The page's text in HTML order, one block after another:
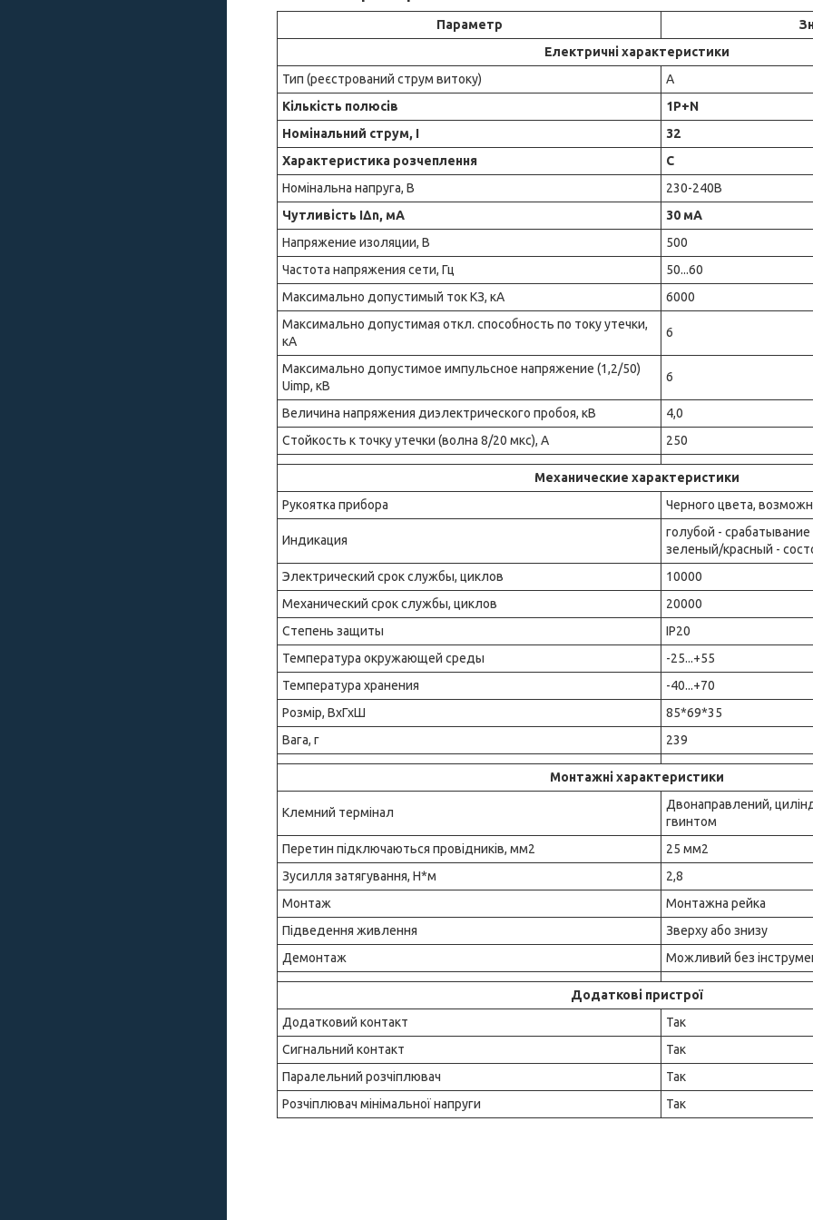
Параметр
Електричні характеристики
Тип (реєстрований струм витоку)
A
Кількість полюсів
1Р+N
Номінальний струм, I
32
Характеристика розчеплення
C
Номінальна напруга, В
230-240В
Чутливість IΔn, мА
30 мА
Напряжение изоляции, В
500
Частота напряжения сети, Гц
50...60
Максимально допустимый ток КЗ, кА
6000
Максимально допустимая откл. способность по току утечки,
кА
6
Максимально допустимое импульсное напряжение (1,2/50)
Uimp, кВ
6
Величина напряжения диэлектрического пробоя, кВ
4,0
Стойкость к точку утечки (волна 8/20 мкс), А
250
Механические характеристики
Рукоятка прибора
Черного цвета,
Индикация
голубой - срабатывание
зеленый/красный -
Электрический срок службы, циклов
10000
Механический срок службы, циклов
20000
Степень защиты
IP20
Температура окружающей среды
-25...+55
Температура хранения
-40...+70
Розмір, ВхГхШ
85*69*35
Вага, г
239
Монтажні характеристики
Клемний термінал
Двонаправлений,
гвинтом
Перетин підключаються провідників, мм2
25 мм2
Зусилля затягування, Н*м
2,8
Монтаж
Монтажна рейка
Підведення живлення
Зверху або знизу
Демонтаж
Можливий без
Додаткові пристрої
Додатковий контакт
Так
Сигнальний контакт
Так
Паралельний розчіплювач
Так
Розчіплювач мінімальної напруги
Так